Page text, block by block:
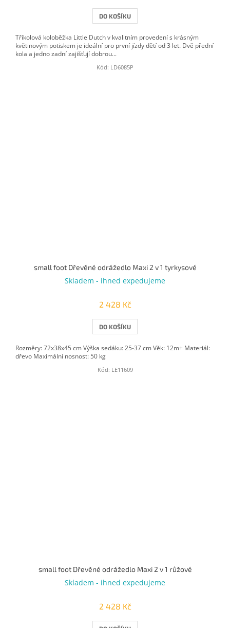
DO KOŠÍKU
Tříkolová koloběžka Little Dutch v kvalitním provedení s krásným
květinovým potiskem je ideální pro první jízdy dětí od 3 let. Dvě přední
kola a jedno zadní zajišťují dobrou...
Kód: LD6085P
small foot Dřevěné odrážedlo Maxi 2 v 1 tyrkysové
Skladem - ihned expedujeme
2 428 Kč
DO KOŠÍKU
Rozměry: 72x38x45 cm Výška sedáku: 25-37 cm Věk: 12m+ Materiál:
dřevo Maximální nosnost: 50 kg
Kód: LE11609
small foot Dřevěné odrážedlo Maxi 2 v 1 růžové
Skladem - ihned expedujeme
2 428 Kč